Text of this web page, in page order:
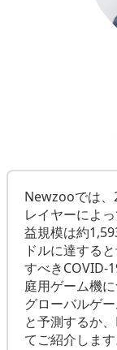
Newzooでは、
レイヤーによ
益規模は約
ドルに達する
すべきCOVID-
庭用ゲーム機
グローバルゲ
と予測するか
てご紹介します